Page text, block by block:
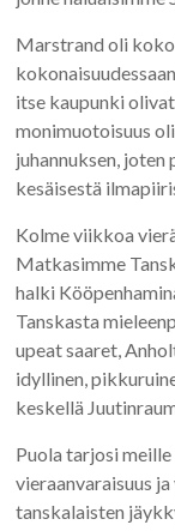
Marstrand oli
itse kaupunki
monimuotoisuus
juhannuksen,
kesäisestä
Kolme viikkoa
Matkasimme
halki
Tanskasta
upeat saaret,
idyllinen,
keskellä
Puola tarjosi
vieraanvaraisuus
tanskalaisten